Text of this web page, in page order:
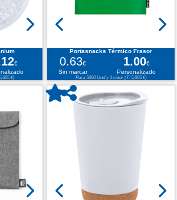
€
€)
Portasnacks Térmico Frasor
0.63€ 1.00€
Sin marcar
Personalizado
Para 5000 Und y 1 color (T: 5,005 €)